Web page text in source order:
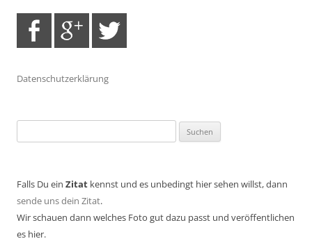
Datenschutzerklärung
nach:
Falls Du ein Zitat kennst und es unbedingt hier sehen willst, dann
sende uns dein Zitat.
Wir schauen dann welches Foto gut dazu passt und veröffentlichen
es hier.